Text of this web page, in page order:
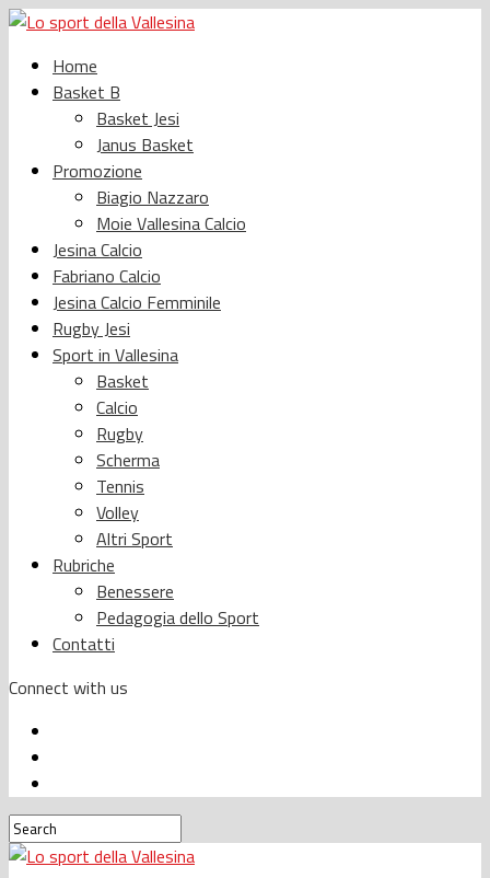
Home
Basket B
Basket Jesi
Janus Basket
Promozione
Biagio Nazzaro
Moie Vallesina Calcio
Jesina Calcio
Fabriano Calcio
Jesina Calcio Femminile
Rugby Jesi
Sport in Vallesina
Basket
Calcio
Rugby
Scherma
Tennis
Volley
Altri Sport
Rubriche
Benessere
Pedagogia dello Sport
Contatti
Connect with us